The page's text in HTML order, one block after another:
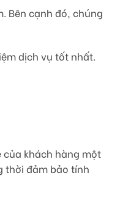
Bên cạnh đó, chúng
dịch vụ tốt nhất.
của khách hàng một
thời đảm bảo tính